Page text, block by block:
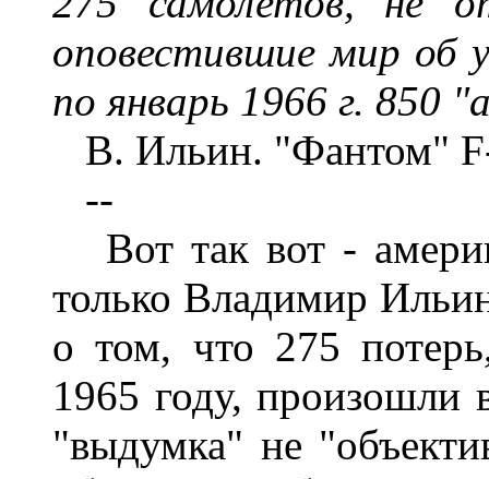
оповестившие мир об
по январь 1966 г. 850
В. Ильин. "Фантом"
--
Вот так вот -
только Владимир
о том, что 275
1965 году, произошли
"выдумка" не